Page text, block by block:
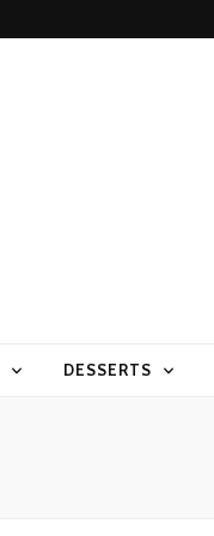
DESSERTS